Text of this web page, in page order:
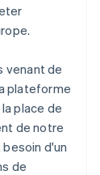
venant de
plateforme
place de
de notre
d'un
de